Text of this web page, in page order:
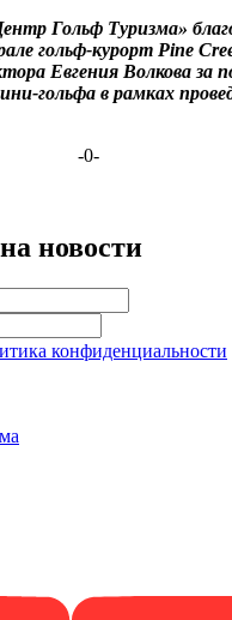
Гольф Туризма»
гольф-курорт Pine
Евгения Волкова за
гольфа в рамках
-0-
новости
конфиденциальности